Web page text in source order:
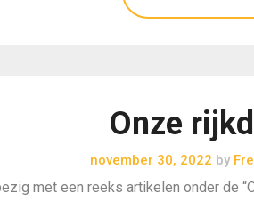
Onze
november 30, 2022 by
met een reeks artikelen onder de